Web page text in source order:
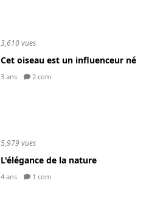
3,610 vues
Cet oiseau est un influenceur né
3 ans 2 com
5,979 vues
L'élégance de la nature
4 ans 1 com